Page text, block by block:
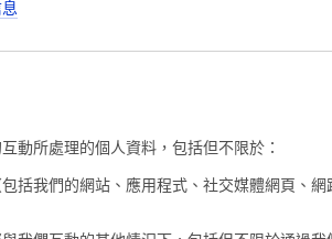
動所處理的個人資料，包括但不限於：
括我們的網站、應用程式、社交媒體網頁、